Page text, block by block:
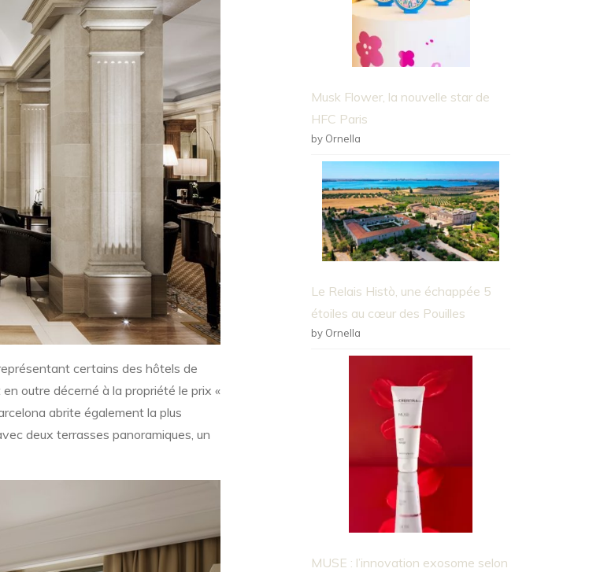
certains des hôtels de
outre décerné à la propriété le prix «
abrite également la plus
deux terrasses panoramiques, un
Musk Flower, la nouvelle star de
HFC Paris
by Ornella
Le Relais Histò, une échappée 5
étoiles au cœur des Pouilles
by Ornella
MUSE : l’innovation exosome selon